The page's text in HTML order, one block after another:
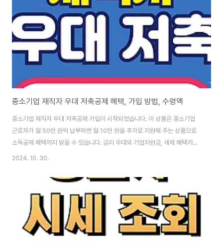
홈페이지에서는 회원가입을 할 수없고, 입소입학신청사이트(유보통합포털) 에
서 회원가입을 합니다..
중소기업 재직자 우대 저축공제 혜택, 가입 방법, 수령액
중소기업 재직자 우대 저축공제 가입이 시작되었습니다. 이 상품은 중소기업
근로자가 월 50만 원씩 납부하면 월 10만 원을 추가로 지원해 주는 상품으로
소득공제 혜택까지 받을 수 있습니다. 금리 우대와 기업지원금, 세제 혜택까지
제공되어 기존의 저축상품과는 비교할 수 없을 정도로 혜택이 크니 하루 빨리
시고 지금 바로 가입하세요우대저축공제 가입 방법 👆중소기업 재직자 우대 저
를 대상으로 한 저축상품입니다. 이 상품은 근로자가 매달 10만 원에서 최대
50만 원을 저축하면, 해당 금액의 20%를 기업이 지원해 주는 구조로 설계되
었습니다. 여기에 협약은행의 1..
2024. 10. 30.